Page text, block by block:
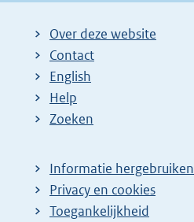
Over deze website
Contact
English
Help
Zoeken
Informatie hergebruiken
Privacy en cookies
Toegankelijkheid